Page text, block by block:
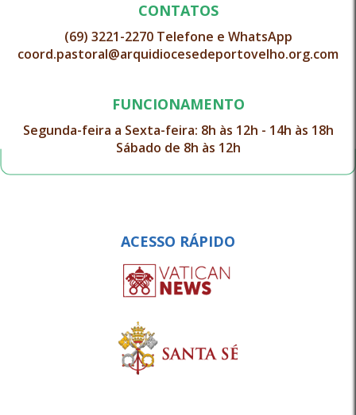
CONTATOS
(69) 3221-2270 Telefone e WhatsApp
coord.pastoral@arquidiocesedeportovelho.org.com
FUNCIONAMENTO
Segunda-feira a Sexta-feira: 8h às 12h - 14h às 18h
Sábado de 8h às 12h
ACESSO RÁPIDO